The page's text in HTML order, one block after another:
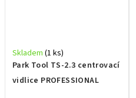
Park Tool TS-2.3 centrovací
vidlice PROFESSIONAL
Skladem (1 ks)